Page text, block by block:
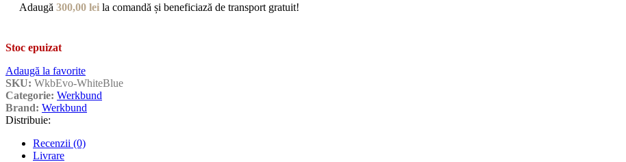
Adaugă 300,00 lei la comandă și beneficiază de transport gratuit!
Stoc epuizat
Adaugă la favorite
SKU: WkbEvo-WhiteBlue
Categorie: Werkbund
Brand: Werkbund
Distribuie:
Recenzii (0)
Livrare